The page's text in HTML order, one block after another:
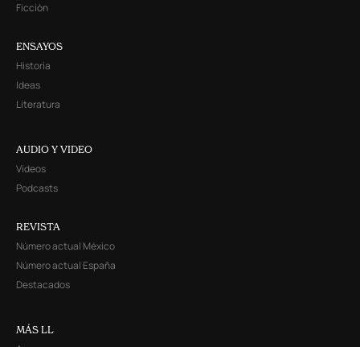
Ficción
ENSAYOS
Historia
Ideas
Literatura
AUDIO Y VIDEO
Videos
Podcasts
REVISTA
Número actual México
Número actual España
Destacados
MÁS LL